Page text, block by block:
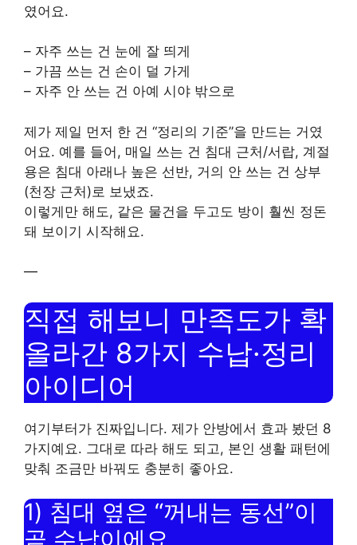
였어요.
– 자주 쓰는 건 눈에 잘 띄게
– 가끔 쓰는 건 손이 덜 가게
– 자주 안 쓰는 건 아예 시야 밖으로
제가 제일 먼저 한 건 “정리의 기준”을 만드는 거였
어요. 예를 들어, 매일 쓰는 건 침대 근처/서랍, 계절
용은 침대 아래나 높은 선반, 거의 안 쓰는 건 상부
(천장 근처)로 보냈죠.
이렇게만 해도, 같은 물건을 두고도 방이 훨씬 정돈
돼 보이기 시작해요.
—
직접 해보니 만족도가 확
올라간 8가지 수납·정리
아이디어
여기부터가 진짜입니다. 제가 안방에서 효과 봤던 8
가지예요. 그대로 따라 해도 되고, 본인 생활 패턴에
맞춰 조금만 바꿔도 충분히 좋아요.
1) 침대 옆은 “꺼내는 동선”이
곧 수납이에요